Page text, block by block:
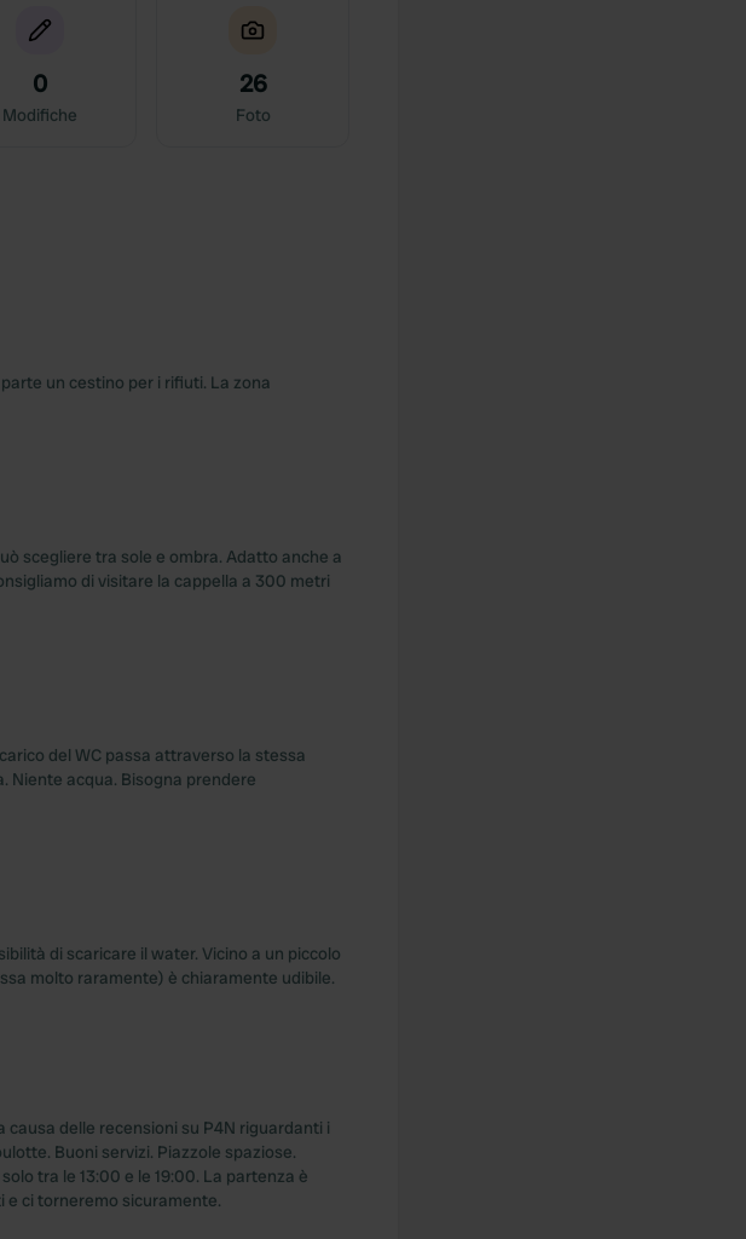
0
Modifiche
26
Foto
un cestino per i rifiuti. La zona
scegliere tra sole e ombra. Adatto anche a
di visitare la cappella a 300 metri
del WC passa attraverso la stessa
Niente acqua. Bisogna prendere
di scaricare il water. Vicino a un piccolo
molto raramente) è chiaramente udibile.
delle recensioni su P4N riguardanti i
Buoni servizi. Piazzole spaziose.
tra le 13:00 e le 19:00. La partenza è
e ci torneremo sicuramente.